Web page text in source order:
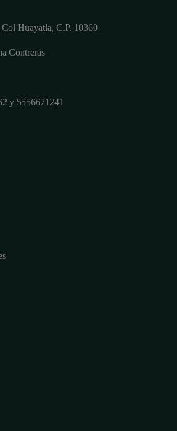
Huayatla, C.P. 10360
Contreras
y 5556671241